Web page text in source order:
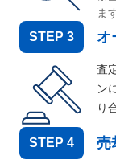
ま
STEP 3 オ
査
ン
り
STEP 4 売